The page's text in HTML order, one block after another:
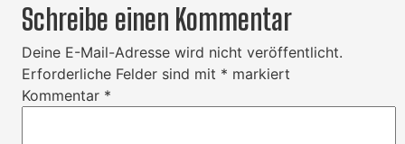
Schreibe einen Kommentar
Deine E-Mail-Adresse wird nicht veröffentlicht.
Erforderliche Felder sind mit * markiert
Kommentar *